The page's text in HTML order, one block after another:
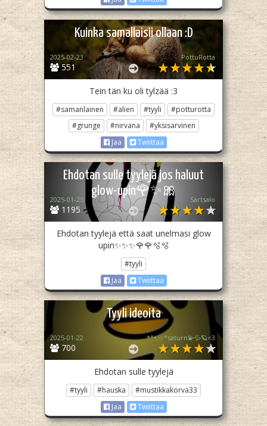
Kuinka samallaisii ollaan :D
551
2025-02-23 PottuRotta
Tein tän ku oli tylzää :3
#samanlainen #alien #tyyli
#potturotta
#grunge
#nirvana
#yksisarvinen
Jaa
Twiittaa
Ehdotan sulle tyylejä jos haluut
glow-upin🌹✨🎀
1195
2025-01-25 Sartsalo
Ehdotan tyylejä että saat unelmasi glow
upin✨✨✨🌹🌹🫧🫧
#tyyli
Jaa
Twiittaa
Tyyli ideoita
700
2025-01-22 *°•.☆°saturn💫💦🪐<3
Ehdotan sulle tyylejä
#tyyli #hauska
#mustikkakorva33
Jaa
Twiittaa